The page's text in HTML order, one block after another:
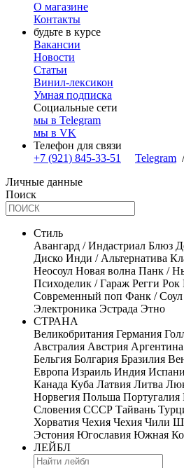
О магазине
Контакты
будьте в курсе
Вакансии
Новости
Статьи
Винил-лексикон
Умная подписка
Социальные сети
мы в Telegram
мы в VK
Телефон для связи
+7 (921) 845-33-51
Telegram
Личные данные
Поиск
Стиль
Авангард / Индастриал Блюз
Диско Инди / Альтернатива
Неосоул Новая волна Панк /
Психоделик / Гараж Регги Рок
Современный поп Фанк / Соул
Электроника Эстрада Этно
СТРАНА
Великобритания Германия
Австралия Австрия Аргентина
Бельгия Болгария Бразилия
Европа Израиль Индия
Канада Куба Латвия Литва
Норвегия Польша Португалия
Словения СССР Тайвань
Хорватия Чехия Чехия Чили
Эстония Югославия Южная
ЛЕЙБЛ